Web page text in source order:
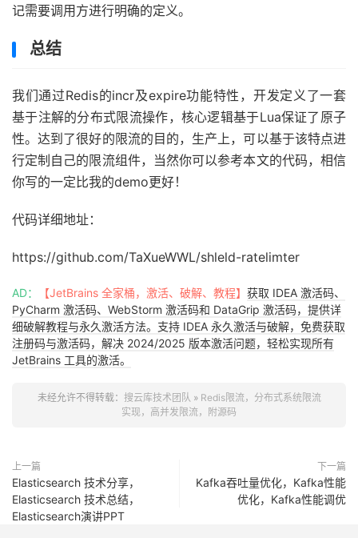
由于超过单位时间=100 -允许的请求次数=
RateLimterHandler
2018-10-28 00:00: 02.446 DEBUG 17364 --- [nio -8888-
由于超过单位时间=100-允许的请求次数=5[触发限流]
2018-10- 28 00:00:02.628 DEBUG 17364 --- [nio-8888-
RateLimterHandler
[分布式限流处理器]开始执行限流操作
2018 -10-28 00:00: 02.628 DEBUG 17364 --- [ nio- 8888-
RateLimterHandler[分布式限流处理器]参数值为-
由于超过单位时间=
记需要调用方进行明确的定义。
总结
我们通过Redis的incr及expire功能特性，开发定义了一套
基于注解的分布式限流操作，核心逻辑基于Lua保证了原子
性。达到了很好的限流的目的，生产上，可以基于该特点进
行定制自己的限流组件，当然你可以参考本文的代码，相信
你写的一定比我的demo更好！
代码详细地址：
https://github.com/TaXueWWL/shleld-ratelimter
AD： 【JetBrains 全家桶，激活、破解、教程】 获取 IDEA 激活码、
PyCharm 激活码、WebStorm 激活码和 DataGrip 激活码，提供详
细破解教程与永久激活方法。支持 IDEA 永久激活与破解，免费获取
注册码与激活码，解决 2024/2025 版本激活问题，轻松实现所有
JetBrains 工具的激活。
未经允许不得转载： 搜云库技术团队 » Redis限流，分布式系统限流
实现，高并发限流，附源码
上一篇
Elasticsearch 技术分享，
Elasticsearch 技术总结，
Elasticsearch演讲PPT
下一篇
Kafka吞吐量优化，Kafka性能
优化，Kafka性能调优